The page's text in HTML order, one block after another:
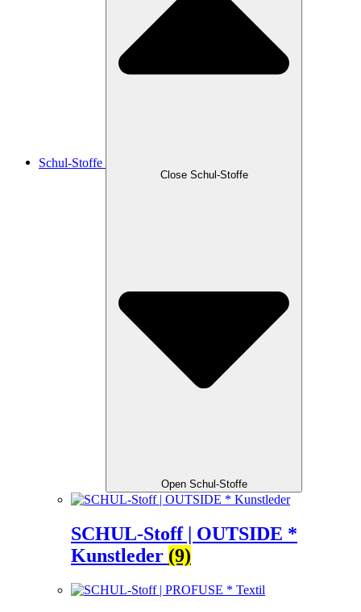
Schul-Stoffe
Close Schul-Stoffe
Open Schul-Stoffe
SCHUL-Stoff | OUTSIDE *
Kunstleder (9)